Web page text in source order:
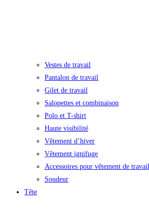
Vestes de travail
Pantalon de travail
Gilet de travail
Salopettes et combinaison
Polo et T-shirt
Haute visibilité
Vêtement d’hiver
Vêtement ignifuge
Accessoires pour vêtement de travail
Soudeur
Tête